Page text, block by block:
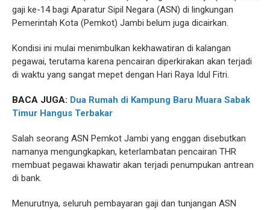
gaji ke-14 bagi Aparatur Sipil Negara (ASN) di lingkungan
Pemerintah Kota (Pemkot) Jambi belum juga dicairkan.
Kondisi ini mulai menimbulkan kekhawatiran di kalangan
pegawai, terutama karena pencairan diperkirakan akan terjadi
di waktu yang sangat mepet dengan Hari Raya Idul Fitri.
BACA JUGA: Dua Rumah di Kampung Baru Muara Sabak
Timur Hangus Terbakar
Salah seorang ASN Pemkot Jambi yang enggan disebutkan
namanya mengungkapkan, keterlambatan pencairan THR
membuat pegawai khawatir akan terjadi penumpukan antrean
di bank.
Menurutnya, seluruh pembayaran gaji dan tunjangan ASN